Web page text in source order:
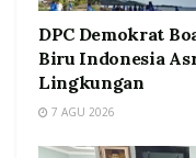
DPC Demokrat
Biru Indonesia
Lingkungan
7 AGU 2026